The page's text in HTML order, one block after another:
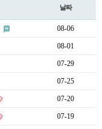
날짜
08-06
08-01
07-29
07-25
07-20
07-19